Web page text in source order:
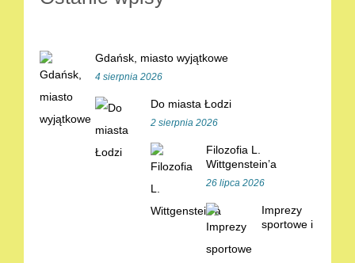
Gdańsk, miasto wyjątkowe
4 sierpnia 2026
Do miasta Łodzi
2 sierpnia 2026
Filozofia L.
Wittgenstein’a
26 lipca 2026
Imprezy
sportowe i